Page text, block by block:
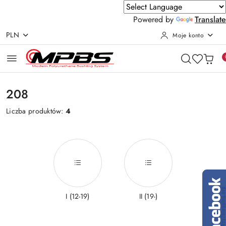
Powered by
Translate
Przejdź do treści głównej
Przejdź do wyszukiwarki
Przejdź do moje konto
Przejdź do menu głównego
Przejdź do stopki
PLN Moje konto
208
Liczba produktów:4
I (12-19) II (19-)